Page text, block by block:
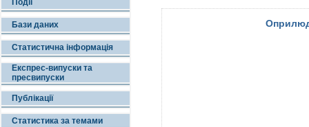
Події
Бази даних
Статистична інформація
Експрес-випуски та
пресвипуски
Публікації
Статистика за темами